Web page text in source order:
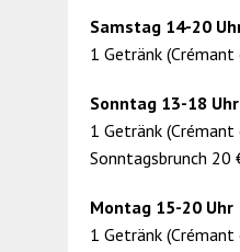
Samstag 14-20
1 Getränk (Crémant
Sonntag 13-18 Uhr
1 Getränk (Crémant
Sonntagsbrunch 20
Montag 15-20 Uhr
1 Getränk (Crémant